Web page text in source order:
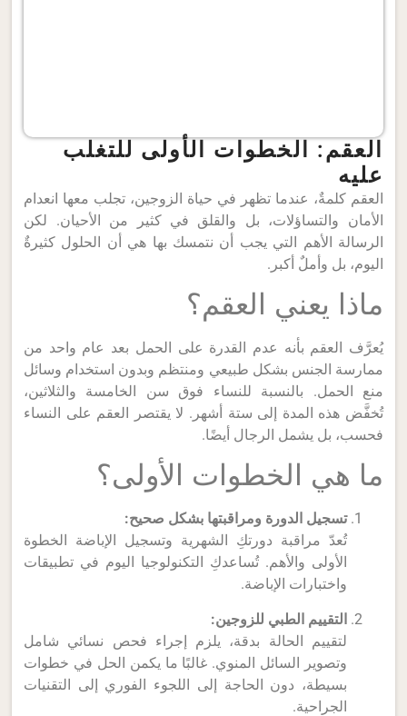
العقم: الخطوات الأولى للتغلب
عليه
العقم كلمةٌ، عندما تظهر في حياة الزوجين، تجلب معها انعدام
الأمان والتساؤلات، بل والقلق في كثير من الأحيان. لكن
الرسالة الأهم التي يجب أن نتمسك بها هي أن الحلول كثيرةٌ
اليوم، بل وأملٌ أكبر.
ماذا يعني العقم؟
يُعرَّف العقم بأنه عدم القدرة على الحمل بعد عام واحد من
ممارسة الجنس بشكل طبيعي ومنتظم وبدون استخدام وسائل
منع الحمل. بالنسبة للنساء فوق سن الخامسة والثلاثين،
تُخفَّض هذه المدة إلى ستة أشهر. لا يقتصر العقم على النساء
فحسب، بل يشمل الرجال أيضًا.
ما هي الخطوات الأولى؟
تسجيل الدورة ومراقبتها بشكل صحيح:
تُعدّ مراقبة دورتكِ الشهرية وتسجيل الإباضة الخطوة
الأولى والأهم. تُساعدكِ التكنولوجيا اليوم في تطبيقات
واختبارات الإباضة.
التقييم الطبي للزوجين:
لتقييم الحالة بدقة، يلزم إجراء فحص نسائي شامل
وتصوير السائل المنوي. غالبًا ما يكمن الحل في خطوات
بسيطة، دون الحاجة إلى اللجوء الفوري إلى التقنيات
الجراحية.